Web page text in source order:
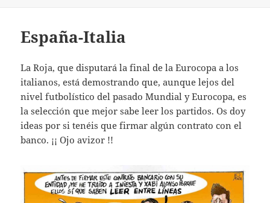
España-Italia
La Roja, que disputará la final de la Eurocopa a los
italianos, está demostrando que, aunque lejos del
nivel futbolístico del pasado Mundial y Eurocopa, es
la selección que mejor sabe leer los partidos. Os doy
ideas por si tenéis que firmar algún contrato con el
banco. ¡¡ Ojo avizor !!